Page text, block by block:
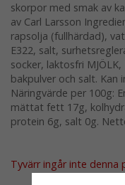
skorpor med smak av
av Carl Larsson
rapsolja (fullhärdad),
E322, salt,
socker, laktosfri
bakpulver och salt. Kan
Näringvärde per 100g:
mättat fett 17g,
protein 6g, salt 0g.
Tyvärr ingår inte